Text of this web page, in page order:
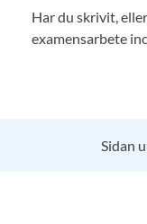
Har du skrivit,
examensarbete
Sidan